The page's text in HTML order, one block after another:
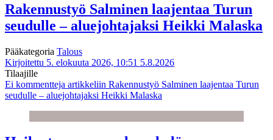
Rakennustyö Salminen laajentaa Turun
seudulle – aluejohtajaksi Heikki Malaska
Pääkategoria Talous
Kirjoitettu 5. elokuuta 2026, 10:51 5.8.2026
Tilaajille
Ei kommentteja artikkeliin Rakennustyö Salminen laajentaa Turun
seudulle – aluejohtajaksi Heikki Malaska